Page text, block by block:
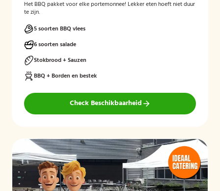
Het BBQ pakket voor elke portemonnee! Lekker eten hoeft niet duur
te zijn.
5 soorten BBQ vlees
6 soorten salade
Stokbrood + Sauzen
BBQ + Borden en bestek
Check Beschikbaarheid